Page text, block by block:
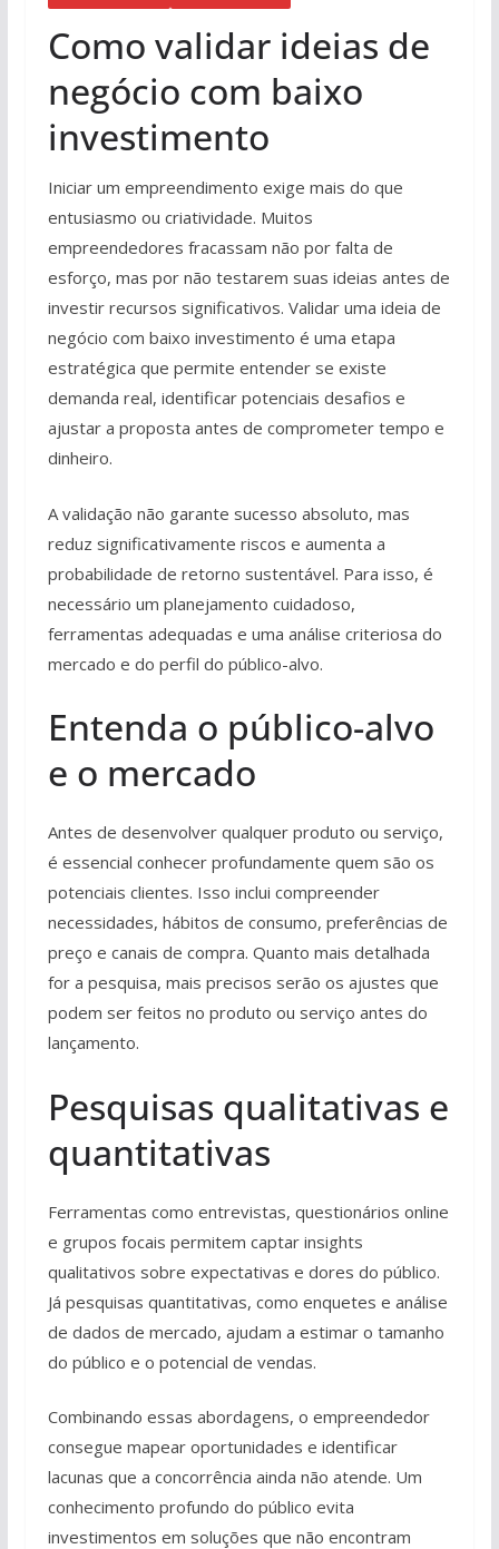
Como validar ideias de
negócio com baixo
investimento
Iniciar um empreendimento exige mais do que
entusiasmo ou criatividade. Muitos
empreendedores fracassam não por falta de
esforço, mas por não testarem suas ideias antes de
investir recursos significativos. Validar uma ideia de
negócio com baixo investimento é uma etapa
estratégica que permite entender se existe
demanda real, identificar potenciais desafios e
ajustar a proposta antes de comprometer tempo e
dinheiro.
A validação não garante sucesso absoluto, mas
reduz significativamente riscos e aumenta a
probabilidade de retorno sustentável. Para isso, é
necessário um planejamento cuidadoso,
ferramentas adequadas e uma análise criteriosa do
mercado e do perfil do público-alvo.
Entenda o público-alvo
e o mercado
Antes de desenvolver qualquer produto ou serviço,
é essencial conhecer profundamente quem são os
potenciais clientes. Isso inclui compreender
necessidades, hábitos de consumo, preferências de
preço e canais de compra. Quanto mais detalhada
for a pesquisa, mais precisos serão os ajustes que
podem ser feitos no produto ou serviço antes do
lançamento.
Pesquisas qualitativas e
quantitativas
Ferramentas como entrevistas, questionários online
e grupos focais permitem captar insights
qualitativos sobre expectativas e dores do público.
Já pesquisas quantitativas, como enquetes e análise
de dados de mercado, ajudam a estimar o tamanho
do público e o potencial de vendas.
Combinando essas abordagens, o empreendedor
consegue mapear oportunidades e identificar
lacunas que a concorrência ainda não atende. Um
conhecimento profundo do público evita
investimentos em soluções que não encontram